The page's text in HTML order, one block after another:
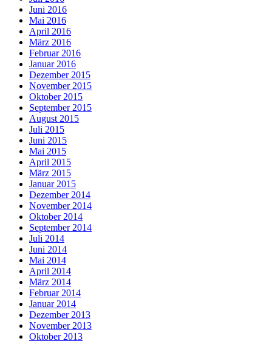
Juni 2016
Mai 2016
April 2016
März 2016
Februar 2016
Januar 2016
Dezember 2015
November 2015
Oktober 2015
September 2015
August 2015
Juli 2015
Juni 2015
Mai 2015
April 2015
März 2015
Januar 2015
Dezember 2014
November 2014
Oktober 2014
September 2014
Juli 2014
Juni 2014
Mai 2014
April 2014
März 2014
Februar 2014
Januar 2014
Dezember 2013
November 2013
Oktober 2013